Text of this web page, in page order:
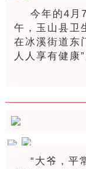
今年的4月
午，玉山县卫
在冰溪街道东
人人享有健康
“大爷，平